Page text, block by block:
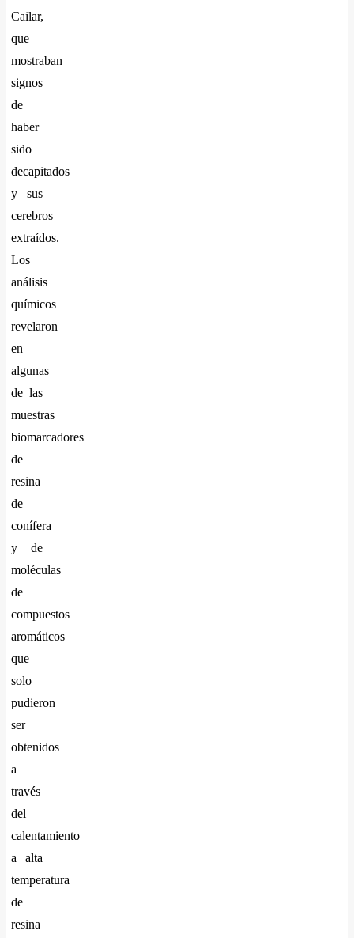
Cailar,
que
mostraban
signos
de
haber
sido
decapitados
y sus
cerebros
extraídos.
Los
análisis
químicos
revelaron
en
algunas
de las
muestras
biomarcadores
de
resina
de
conífera
y de
moléculas
de
compuestos
aromáticos
que
solo
pudieron
ser
obtenidos
a
través
del
calentamiento
a alta
temperatura
de
resina